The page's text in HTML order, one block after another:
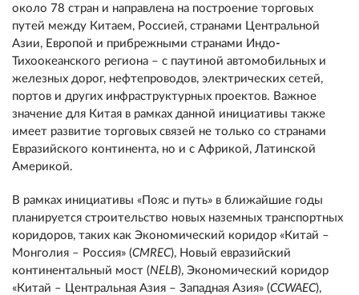
около 78 стран и направлена на построение торговых
путей между Китаем, Россией, странами Центральной
Азии, Европой и прибрежными странами Индо-
Тихоокеанского региона – с паутиной автомобильных и
железных дорог, нефтепроводов, электрических сетей,
портов и других инфраструктурных проектов. Важное
значение для Китая в рамках данной инициативы также
имеет развитие торговых связей не только со странами
Евразийского континента, но и с Африкой, Латинской
Америкой.
В рамках инициативы «Пояс и путь» в ближайшие годы
планируется строительство новых наземных транспортных
коридоров, таких как Экономический коридор «Китай –
Монголия – Россия» (CMREC), Новый евразийский
континентальный мост (NELB), Экономический коридор
«Китай – Центральная Азия – Западная Азия» (CCWAEC),